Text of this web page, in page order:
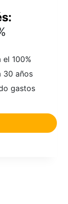
el 100%
30 años
gastos